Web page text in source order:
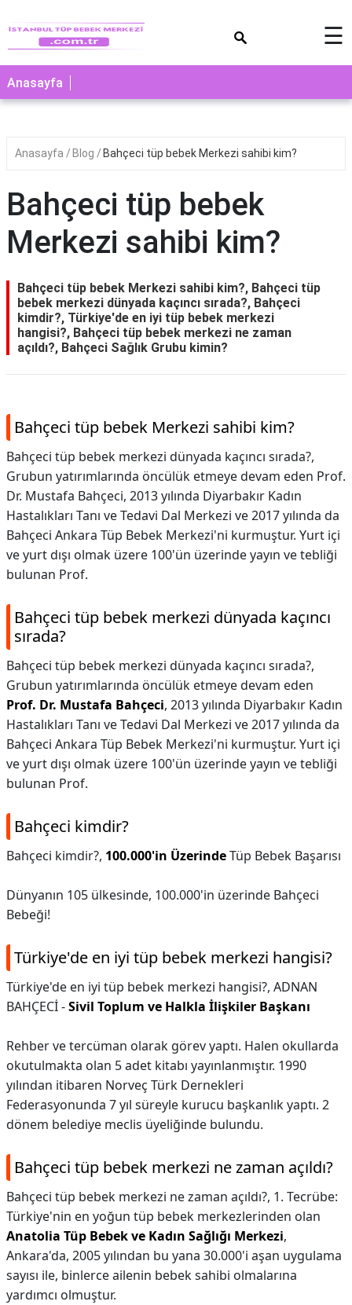
☰
Anasayfa
Anasayfa Blog Bahçeci tüp bebek Merkezi sahibi kim?
Bahçeci tüp bebek
Merkezi sahibi kim?
Bahçeci tüp bebek Merkezi sahibi kim?, Bahçeci tüp
bebek merkezi dünyada kaçıncı sırada?, Bahçeci
kimdir?, Türkiye'de en iyi tüp bebek merkezi
hangisi?, Bahçeci tüp bebek merkezi ne zaman
açıldı?, Bahçeci Sağlık Grubu kimin?
Bahçeci tüp bebek Merkezi sahibi kim?
Bahçeci tüp bebek merkezi dünyada kaçıncı sırada?,
Grubun yatırımlarında öncülük etmeye devam eden Prof.
Dr. Mustafa Bahçeci, 2013 yılında Diyarbakır Kadın
Hastalıkları Tanı ve Tedavi Dal Merkezi ve 2017 yılında da
Bahçeci Ankara Tüp Bebek Merkezi'ni kurmuştur. Yurt içi
ve yurt dışı olmak üzere 100'ün üzerinde yayın ve tebliği
bulunan Prof.
Bahçeci tüp bebek merkezi dünyada kaçıncı
sırada?
Bahçeci tüp bebek merkezi dünyada kaçıncı sırada?,
Grubun yatırımlarında öncülük etmeye devam eden
Prof. Dr. Mustafa Bahçeci, 2013 yılında Diyarbakır Kadın
Hastalıkları Tanı ve Tedavi Dal Merkezi ve 2017 yılında da
Bahçeci Ankara Tüp Bebek Merkezi'ni kurmuştur. Yurt içi
ve yurt dışı olmak üzere 100'ün üzerinde yayın ve tebliği
bulunan Prof.
Bahçeci kimdir?
Bahçeci kimdir?, 100.000'in ÜzerindeTüp Bebek Başarısı
Dünyanın 105 ülkesinde, 100.000'in üzerinde Bahçeci
Bebeği!
Türkiye'de en iyi tüp bebek merkezi hangisi?
Türkiye'de en iyi tüp bebek merkezi hangisi?, ADNAN
BAHÇECİ -Sivil Toplum ve Halkla İlişkiler Başkanı
Rehber ve tercüman olarak görev yaptı. Halen okullarda
okutulmakta olan 5 adet kitabı yayınlanmıştır. 1990
yılından itibaren Norveç Türk Dernekleri
Federasyonunda 7 yıl süreyle kurucu başkanlık yaptı. 2
dönem belediye meclis üyeliğinde bulundu.
Bahçeci tüp bebek merkezi ne zaman açıldı?
Bahçeci tüp bebek merkezi ne zaman açıldı?, 1. Tecrübe:
Türkiye'nin en yoğun tüp bebek merkezlerinden olan
Anatolia Tüp Bebek ve Kadın Sağlığı Merkezi,
Ankara'da, 2005 yılından bu yana 30.000'i aşan uygulama
sayısı ile, binlerce ailenin bebek sahibi olmalarına
yardımcı olmuştur.